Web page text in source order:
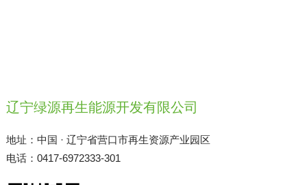
辽宁绿源再生能源开发有限公司
地址：中国 · 辽宁省营口市再生资源产业园区
电话：0417-6972333-301